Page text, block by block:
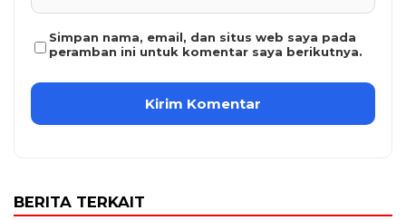
Simpan nama, email, dan situs web saya pada
peramban ini untuk komentar saya berikutnya.
BERITA TERKAIT